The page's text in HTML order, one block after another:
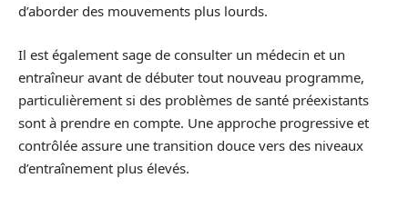
d’aborder des mouvements plus lourds.
Il est également sage de consulter un médecin et un
entraîneur avant de débuter tout nouveau programme,
particulièrement si des problèmes de santé préexistants
sont à prendre en compte. Une approche progressive et
contrôlée assure une transition douce vers des niveaux
d’entraînement plus élevés.